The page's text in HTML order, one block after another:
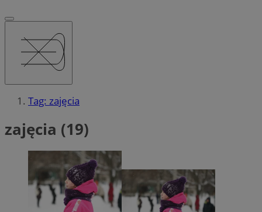
Tag: zajęcia
zajęcia (19)